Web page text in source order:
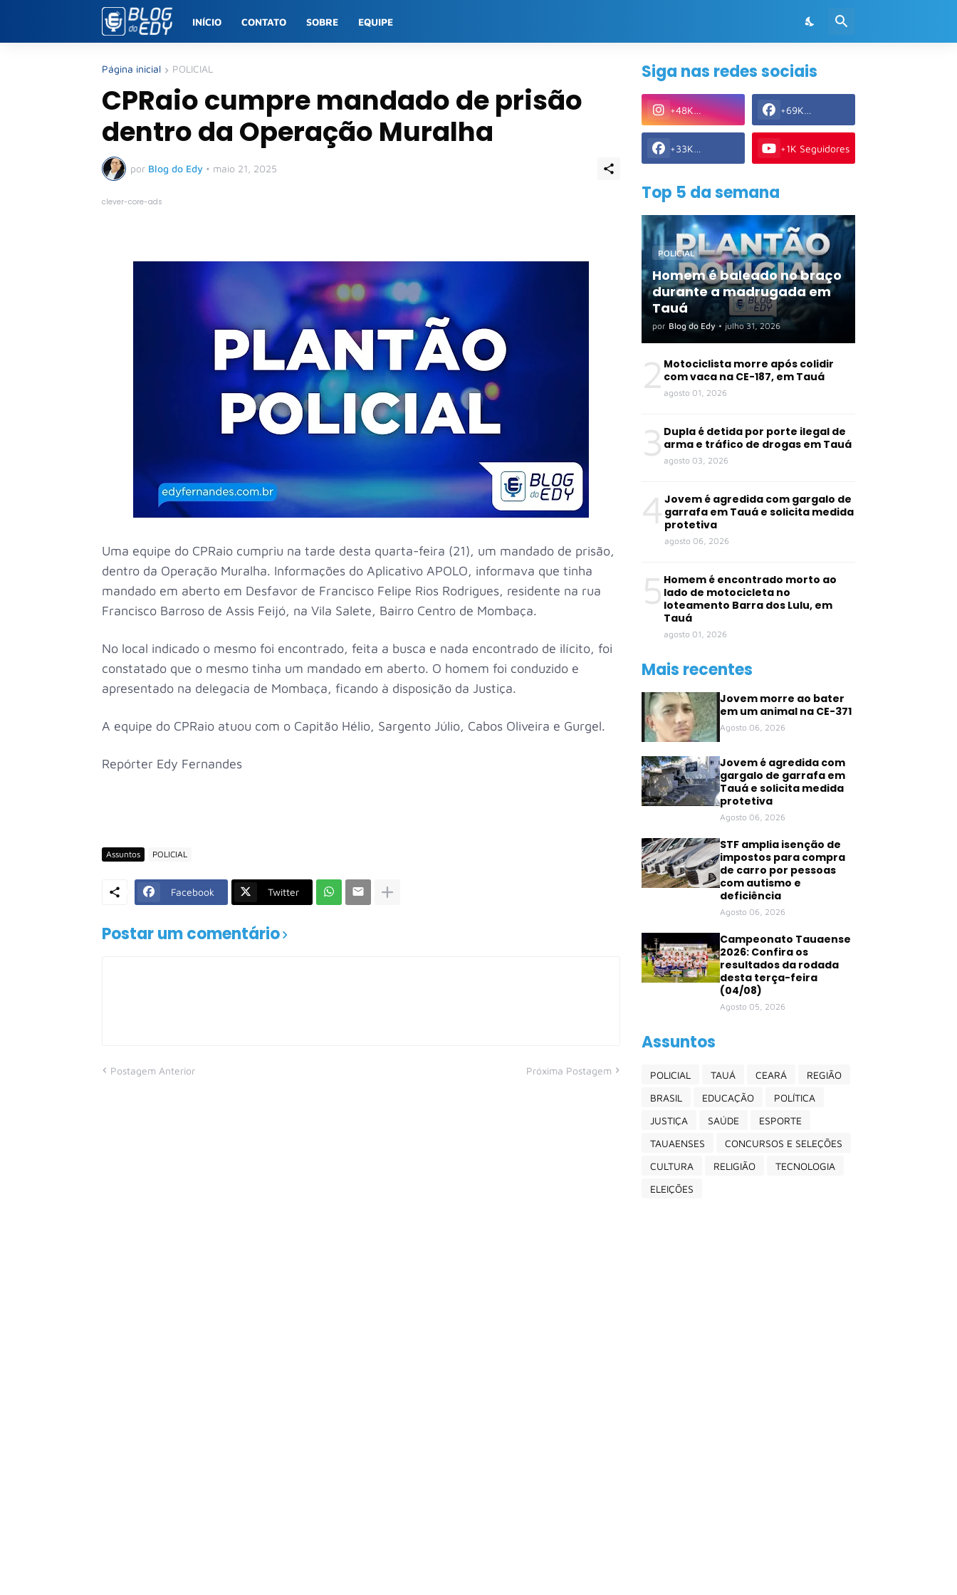
INÍCIO CONTATO SOBRE EQUIPE
Página inicial POLICIAL
CPRaio cumpre mandado de prisão
dentro da Operação Muralha
por Blog do Edy • maio 21, 2025
clever-core-ads
Uma equipe do CPRaio cumpriu na tarde desta quarta-feira (21), um mandado de prisão,
dentro da Operação Muralha. Informações do Aplicativo APOLO, informava que tinha
mandado em aberto em Desfavor de Francisco Felipe Rios Rodrigues, residente na rua
Francisco Barroso de Assis Feijó, na Vila Salete, Bairro Centro de Mombaça.
No local indicado o mesmo foi encontrado, feita a busca e nada encontrado de ilícito, foi
constatado que o mesmo tinha um mandado em aberto. O homem foi conduzido e
apresentado na delegacia de Mombaça, ficando à disposição da Justiça.
A equipe do CPRaio atuou com o Capitão Hélio, Sargento Júlio, Cabos Oliveira e Gurgel.
Repórter Edy Fernandes
Assuntos POLICIAL
Facebook Twitter
Postar um comentário
Postagem Anterior Próxima Postagem
Siga nas redes sociais
+48K
Seguidores
+69K
Seguidores
+33K
Seguidores
+1K Seguidores
Top 5 da semana
POLICIAL
Homem é baleado no braço
durante a madrugada em
Tauá
por Blog do Edy • julho 31, 2026
2 Motociclista morre após colidir
com vaca na CE-187, em Tauá
agosto 01, 2026
3 Dupla é detida por porte ilegal de
arma e tráfico de drogas em Tauá
agosto 03, 2026
4 Jovem é agredida com gargalo de
garrafa em Tauá e solicita medida
protetiva
agosto 06, 2026
5 Homem é encontrado morto ao
lado de motocicleta no
loteamento Barra dos Lulu, em
Tauá
agosto 01, 2026
Mais recentes
Jovem morre ao bater
em um animal na CE-371
Agosto 06, 2026
Jovem é agredida com
gargalo de garrafa em
Tauá e solicita medida
protetiva
Agosto 06, 2026
STF amplia isenção de
impostos para compra
de carro por pessoas
com autismo e
deficiência
Agosto 06, 2026
Campeonato Tauaense
2026: Confira os
resultados da rodada
desta terça-feira
(04/08)
Agosto 05, 2026
Assuntos
POLICIAL TAUÁ CEARÁ
REGIÃO
BRASIL
EDUCAÇÃO
POLÍTICA
JUSTIÇA
SAÚDE
ESPORTE
TAUAENSES
CONCURSOS E SELEÇÕES
CULTURA
RELIGIÃO
TECNOLOGIA
ELEIÇÕES